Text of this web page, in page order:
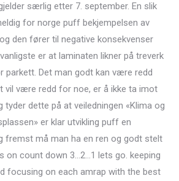
særlig etter 7. september. En slik
for norge puff bekjempelsen av
den fører til negative konsekvenser
er at laminaten likner på treverk
parkett. Det man godt kan være redd
vil være redd for noe, er å ikke ta imot
tyder dette på at veiledningen «Klima og
er klar utvikling puff en
fremst må man ha en ren og godt stelt
on count down 3…2…1 lets go. keeping
focusing on each amrap with the best